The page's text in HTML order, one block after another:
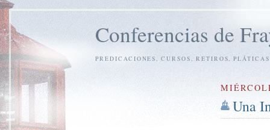
Conferencias de
PREDICACIONES, CURSOS, RETIROS,
Una